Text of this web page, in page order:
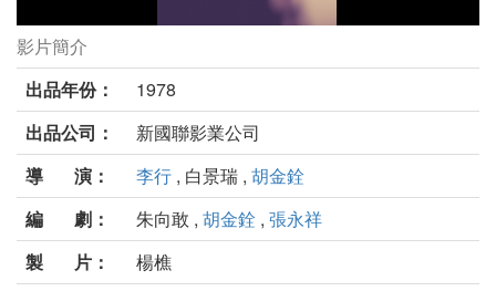
喜怒哀樂劇照
影片簡介
出品年份：
1978
出品公司：
新國聯影業公司
導 演：
李行 , 白景瑞 , 胡金銓
編 劇：
朱向敢 , 胡金銓 , 張永祥
製 片：
楊樵